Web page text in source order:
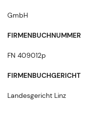
GmbH
FIRMENBUCHNUMMER
FN 409012p
FIRMENBUCHGERICHT
Landesgericht Linz